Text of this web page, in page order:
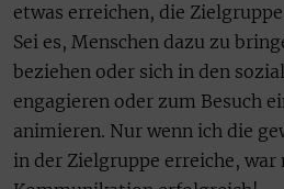
etwas erreichen, die
Sei es, Menschen dazu zu
beziehen oder sich in den
engagieren oder zum Besuch
animieren. Nur wenn ich die
in der Zielgruppe erreiche, war